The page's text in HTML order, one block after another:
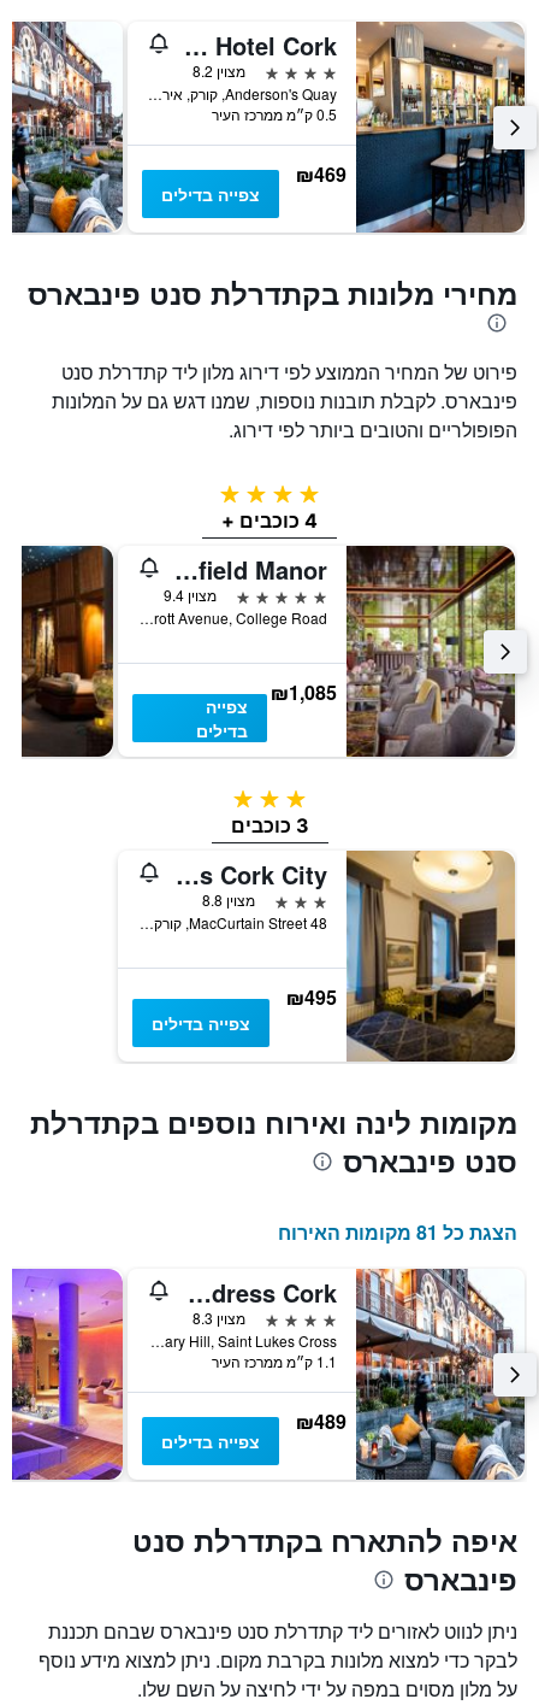
Leonardo Hotel Cork
4 כוכבים
מצוין 8.2
Anderson's Quay, קורק, אירלנד
0.5 ק״מ ממרכז העיר
₪469
צפייה בדילים
מחירי מלונות בקתדרלת סנט פינבארס
פירוט של המחיר הממוצע לפי דירוג מלון ליד קתדרלת סנט
פינבארס. לקבלת תובנות נוספות, שמנו דגש גם על המלונות
הפופולריים והטובים ביותר לפי דירוג.
4 כוכבים
4 כוכבים +
Hayfield Manor
5 כוכבים
מצוין 9.4
Perrott Avenue, College Road, קורק, אירלנד
₪1,085
צפייה
בדילים
3 כוכבים
3 כוכבים
Hotel Isaacs Cork City
3 כוכבים
מצוין 8.8
48 MacCurtain Street, קורק, אירלנד
₪495
צפייה בדילים
מקומות לינה ואירוח נוספים בקתדרלת
סנט פינבארס
הצגת כל 81 מקומות האירוח
The Address Cork
4 כוכבים
מצוין 8.3
Military Hill, Saint Lukes Cross, קורק, אירלנד
1.1 ק״מ ממרכז העיר
₪489
צפייה בדילים
איפה להתארח בקתדרלת סנט
פינבארס
ניתן לנווט לאזורים ליד קתדרלת סנט פינבארס שבהם תכננת
לבקר כדי למצוא מלונות בקרבת מקום. ניתן למצוא מידע נוסף
על מלון מסוים במפה על ידי לחיצה על השם שלו.